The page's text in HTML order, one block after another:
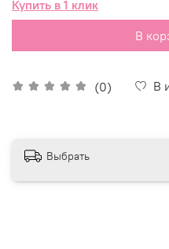
(0) В
Купить в 1 клик
В
Выбрать